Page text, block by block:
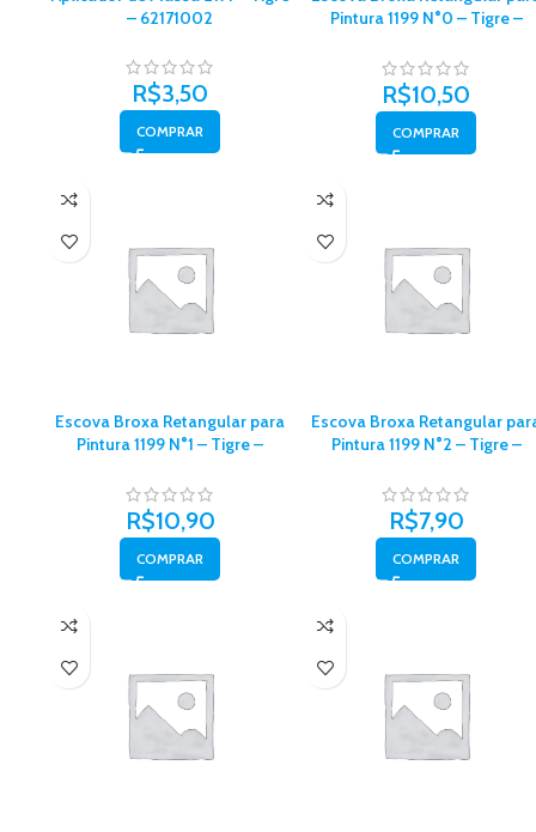
– 62171002
R$3,50
COMPRAR
Pintura 1199 N°0 – Tigre –
R$10,50
COMPRAR
Escova Broxa Retangular para
Pintura 1199 N°1 – Tigre –
R$10,90
COMPRAR
Escova Broxa Retangular
Pintura 1199 N°2 – Tigre –
R$7,90
COMPRAR